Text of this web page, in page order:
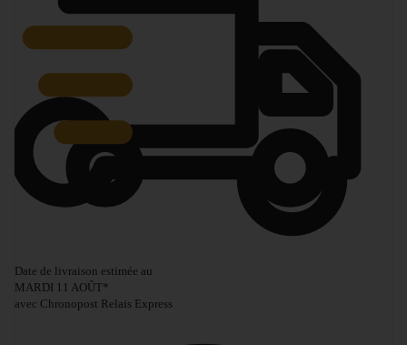
Date de livraison estimée au
MARDI 11 AOÛT*
avec Chronopost Relais Express